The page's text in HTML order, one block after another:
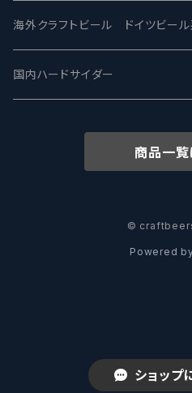
ショップ
ワイマーケットブルーイング
志賀高原ビール - SIGAKOGEN
箕面ビール - MINOH BEER
サンクトガーレン - Sankt Gallen
大山Gビール -Daisen G Beer
Lagunitas ラグニタス
FirestoneWalker ファイアスト
Mikkeller ミッケラー
Hop Nation ホップネーション
Burley -バーリーオーク
BrewDog Brewery - ブリュードッ
The Flying Inn / ザ フライイング
Lambiek Fabriek - ファブリーク
Sandford Orchards - オーチャ
Carbon brews -カーボン
TAIHU - タイフー
Behemoth - ベヒーモス
BODRIGGY BREWING ボッド
CO-CONSPIRATORS コ・コンス
Deep Creek Brewing Co.
8 Wired エイトワイアード
Dainton デイントン
Jackie O's ジャッキーオーズ
Westbrook ウェストブルック
Strathcona ストラスコナ
ODIN BREWING オディン
LTM レ トロワ ムスクテール
海外クラフトビール ドイツビール
Karmeliten カーメリテン
Früh フリュー
国内ハードサイダー
商品一覧
©
Powered